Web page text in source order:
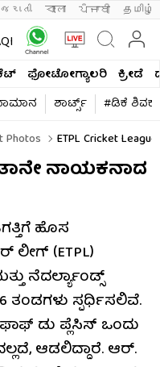
বাংলা ਪੰਜਾਬੀ தமிழ்
ಫೋಟೋಗ್ಯಾಲರಿ ಕ್ರೀಡೆ
ಶಾರ್ಟ್ಸ್​
#ಡಿಕೆ
Photos ETPL Cricket
ನಾಯಕನಾದ
ಹೊಸ
(ETPL)
ನೆದರ್ಲ್ಯಾಂಡ್ಸ್
ತಂಡಗಳು ಸ್ಪರ್ಧಿಸಲಿವೆ.
ಡು ಪ್ಲೆಸಿಸ್ ಒಂದು
ಆಡಲಿದ್ದಾರೆ. ಆರ್.